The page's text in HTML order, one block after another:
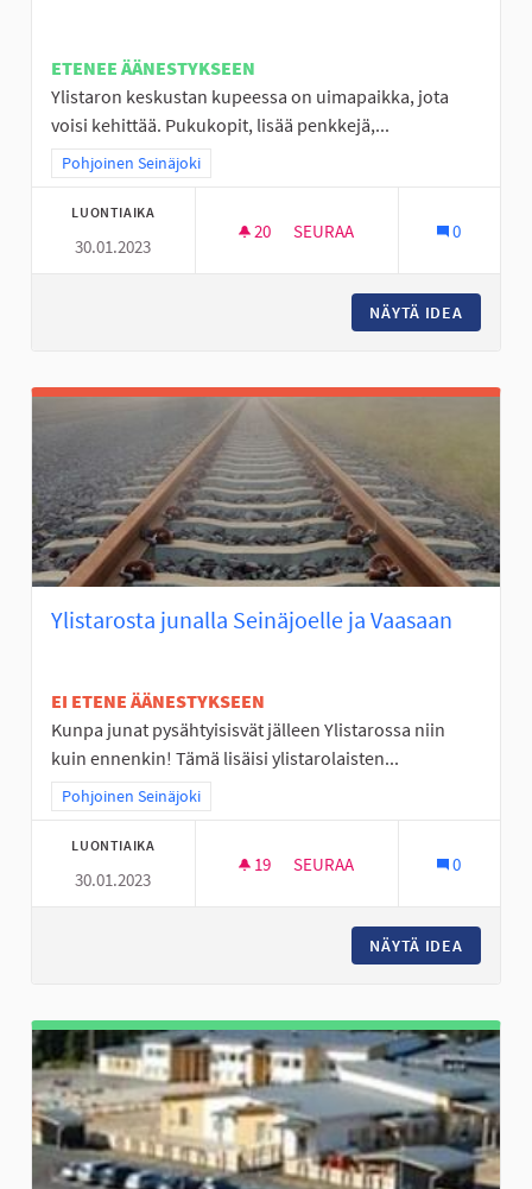
ETENEE ÄÄNESTYKSEEN
Ylistaron keskustan kupeessa on uimapaikka, jota
voisi kehittää. Pukukopit, lisää penkkejä,...
Rajaa tulokset teeman mukaan: Pohjoinen Seinäjoki
Pohjoinen Seinäjoki
LUONTIAIKA
30.01.2023
20 20 SEURAAJAA
SEURAA 0
NÄYTÄ IDEA
Ylistarosta junalla Seinäjoelle ja Vaasaan
EI ETENE ÄÄNESTYKSEEN
Kunpa junat pysähtyisisvät jälleen Ylistarossa niin
kuin ennenkin! Tämä lisäisi ylistarolaisten...
Rajaa tulokset teeman mukaan: Pohjoinen Seinäjoki
Pohjoinen Seinäjoki
LUONTIAIKA
30.01.2023
19 19 SEURAAJAA
SEURAA 0
NÄYTÄ IDEA